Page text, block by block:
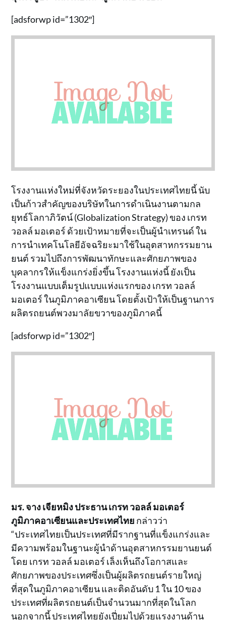
[adsforwp id=”1302″]
โรงงานแห่งใหม่ที่จังหวัดระยองในประเทศไทยนี้ นับ
เป็นก้าวสำคัญของบริษัทในการดำเนินงานตามกล
ยุทธ์โลกาภิวัตน์ (Globalization Strategy) ของ เกรท
วอลล์ มอเตอร์ ด้วยเป้าหมายที่จะเป็นผู้นำเทรนด์ ใน
การนำเทคโนโลยีอัจฉริยะมาใช้ในอุตสาหกรรมยาน
ยนต์ รวมไปถึงการพัฒนาทักษะและศักยภาพของ
บุคลากรให้แข็งแกร่งยิ่งขึ้น โรงงานแห่งนี้ ยังเป็น
โรงงานแบบเต็มรูปแบบแห่งแรกของ เกรท วอลล์
มอเตอร์ ในภูมิภาคอาเซียน โดยตั้งเป้าให้เป็นฐานการ
ผลิตรถยนต์พวงมาลัยขวาของภูมิภาคนี้
[adsforwp id=”1302″]
มร. จาง เจียหมิง ประธาน เกรท วอลล์ มอเตอร์
ภูมิภาคอาเซียนและประเทศไทย กล่าวว่า
“ประเทศไทยเป็นประเทศที่มีรากฐานที่แข็งแกร่งและ
มีความพร้อมในฐานะผู้นำด้านอุตสาหกรรมยานยนต์
โดย เกรท วอลล์ มอเตอร์ เล็งเห็นถึงโอกาสและ
ศักยภาพของประเทศซึ่งเป็นผู้ผลิตรถยนต์รายใหญ่
ที่สุดในภูมิภาคอาเซียน และติดอันดับ 1 ใน 10 ของ
ประเทศที่ผลิตรถยนต์เป็นจำนวนมากที่สุดในโลก
นอกจากนี้ ประเทศไทยยังเปี่ยมไปด้วยแรงงานด้าน